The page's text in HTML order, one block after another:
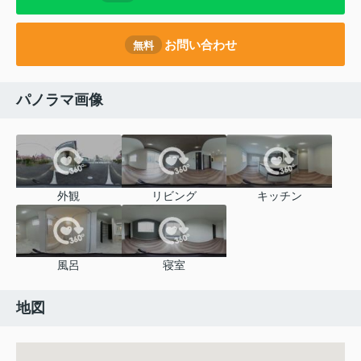
無料 お問い合わせ
パノラマ画像
外観 リビング キッチン
風呂 寝室
地図